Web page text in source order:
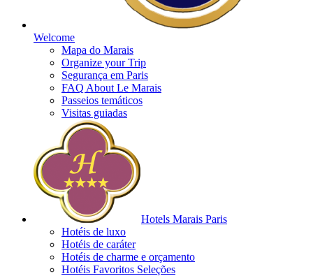
Welcome
Mapa do Marais
Organize your Trip
Segurança em Paris
FAQ About Le Marais
Passeios temáticos
Visitas guiadas
Hotels Marais Paris
Hotéis de luxo
Hotéis de caráter
Hotéis de charme e orçamento
Hotéis Favoritos Seleções